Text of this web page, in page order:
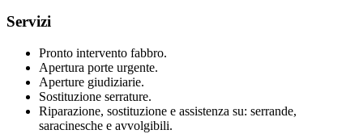
Servizi
Pronto intervento fabbro.
Apertura porte urgente.
Aperture giudiziarie.
Sostituzione serrature.
Riparazione, sostituzione e assistenza su: serrande,
saracinesche e avvolgibili.